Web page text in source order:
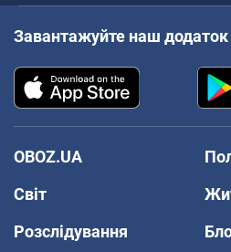
Завантажуйте наш додаток
OBOZ.UA
Світ
Розслідування